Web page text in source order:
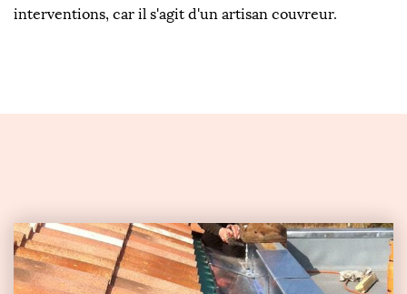
interventions, car il s'agit d'un artisan couvreur.